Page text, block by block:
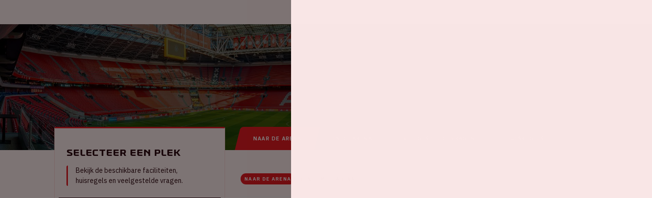
NAAR DE ARENA
NAAR DE ARENA
Selecteer een plek
Bekijk de beschikbare faciliteiten,
huisregels en veelgestelde vragen.